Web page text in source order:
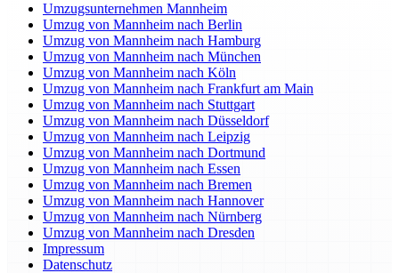
Umzugsunternehmen Mannheim
Umzug von Mannheim nach Berlin
Umzug von Mannheim nach Hamburg
Umzug von Mannheim nach München
Umzug von Mannheim nach Köln
Umzug von Mannheim nach Frankfurt am Main
Umzug von Mannheim nach Stuttgart
Umzug von Mannheim nach Düsseldorf
Umzug von Mannheim nach Leipzig
Umzug von Mannheim nach Dortmund
Umzug von Mannheim nach Essen
Umzug von Mannheim nach Bremen
Umzug von Mannheim nach Hannover
Umzug von Mannheim nach Nürnberg
Umzug von Mannheim nach Dresden
Impressum
Datenschutz